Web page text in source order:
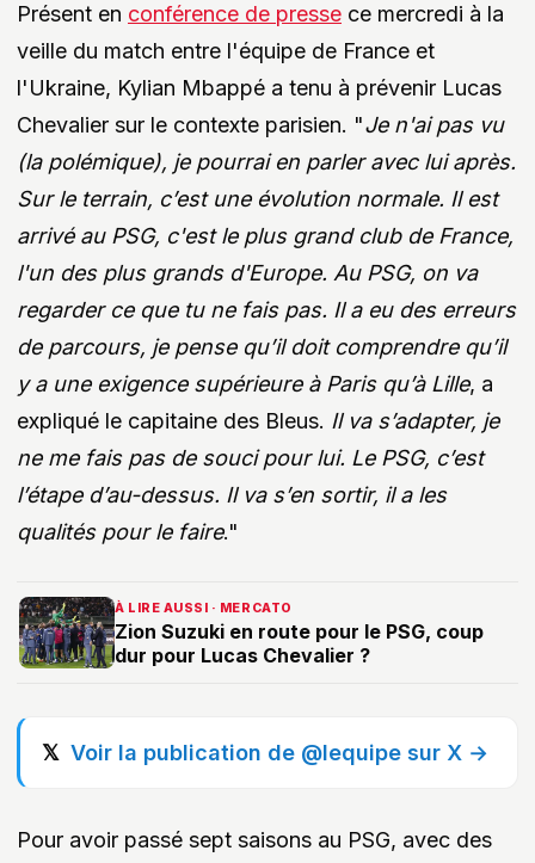
Présent en conférence de presse ce mercredi à la
veille du match entre l'équipe de France et
l'Ukraine, Kylian Mbappé a tenu à prévenir Lucas
Chevalier sur le contexte parisien. "Je n'ai pas vu
(la polémique), je pourrai en parler avec lui après.
Sur le terrain, c’est une évolution normale. Il est
arrivé au PSG, c'est le plus grand club de France,
l'un des plus grands d'Europe. Au PSG, on va
regarder ce que tu ne fais pas. Il a eu des erreurs
de parcours, je pense qu’il doit comprendre qu’il
y a une exigence supérieure à Paris qu’à Lille, a
expliqué le capitaine des Bleus. Il va s’adapter, je
ne me fais pas de souci pour lui. Le PSG, c’est
l’étape d’au-dessus. Il va s’en sortir, il a les
qualités pour le faire."
À LIRE AUSSI · MERCATO
Zion Suzuki en route pour le PSG, coup
dur pour Lucas Chevalier ?
Voir la publication de @lequipe sur X →
Pour avoir passé sept saisons au PSG, avec des